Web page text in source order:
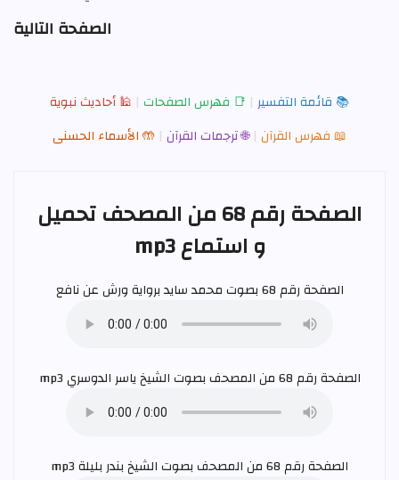
الصفحة التالية
📚 قائمة التفسير | 📑 فهرس الصفحات | 🕌 أحاديث نبوية
📖 فهرس القرآن |🌐 ترجمات القرآن | 🤲 الأسماء الحسنى
الصفحة رقم 68 من المصحف تحميل
و استماع mp3
الصفحة رقم 68 بصوت محمد سايدبرواية ورش عن نافع
الصفحة رقم 68 من المصحف بصوت الشيخ ياسر الدوسريmp3
الصفحة رقم 68 من المصحف بصوت الشيخ بندر بليلة